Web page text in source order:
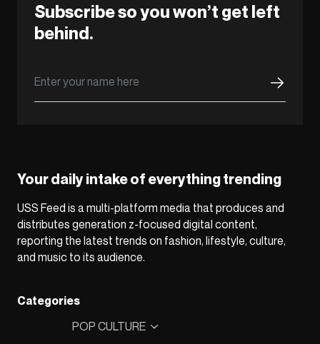
Subscribe so you won’t get left
behind.
Your daily intake of everything trending
USS Feed is a multi-platform media that produces and
distributes generation z-focused digital content,
reporting the latest trends on fashion, lifestyle, culture,
and music to its audience.
Categories
POP CULTURE